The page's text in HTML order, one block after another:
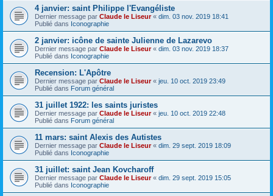
4 janvier: saint Philippe l'Evangéliste
Dernier message par Claude le Liseur« dim. 03 nov. 2019 18:41
Publié dans Iconographie
2 janvier: icône de sainte Julienne de Lazarevo
Dernier message par Claude le Liseur« dim. 03 nov. 2019 18:37
Publié dans Iconographie
Recension: L'Apôtre
Dernier message par Claude le Liseur« jeu. 10 oct. 2019 23:49
Publié dans Forum général
31 juillet 1922: les saints juristes
Dernier message par Claude le Liseur« jeu. 10 oct. 2019 22:48
Publié dans Forum général
11 mars: saint Alexis des Autistes
Dernier message par Claude le Liseur« dim. 29 sept. 2019 18:09
Publié dans Iconographie
31 juillet: saint Jean Kovcharoff
Dernier message par Claude le Liseur« dim. 29 sept. 2019 15:05
Publié dans Iconographie